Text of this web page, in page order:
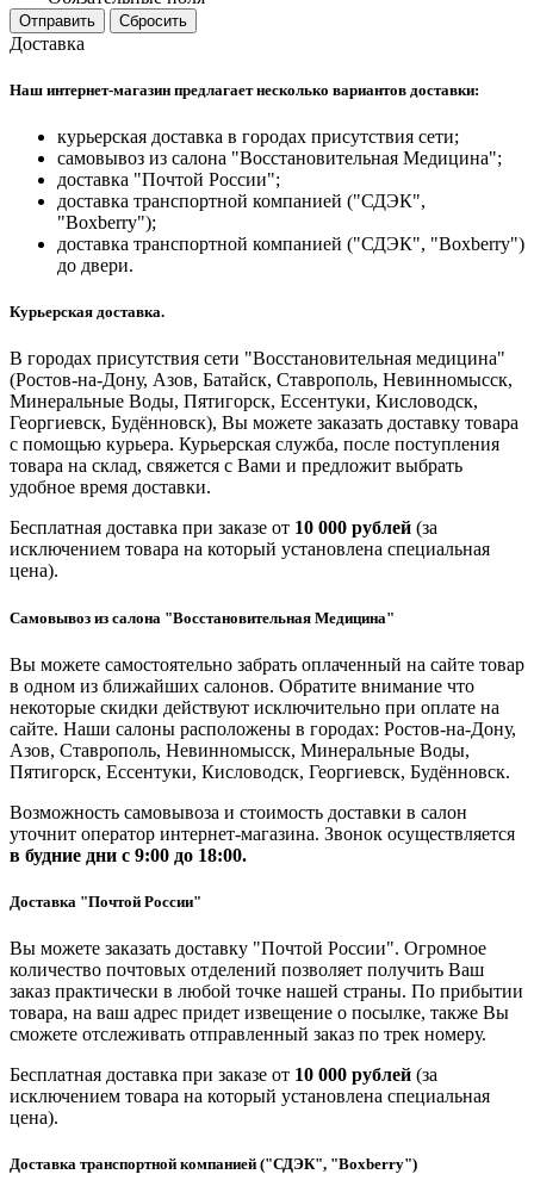
Отправить Сбросить
Доставка
Наш интернет-магазин предлагает несколько вариантов доставки:
курьерская доставка в городах присутствия сети;
самовывоз из салона "Восстановительная Медицина";
доставка "Почтой России";
доставка транспортной компанией ("СДЭК",
"Boxberry");
доставка транспортной компанией ("СДЭК", "Boxberry")
до двери.
Курьерская доставка.
В городах присутствия сети "Восстановительная медицина"
(Ростов-на-Дону, Азов, Батайск, Ставрополь, Невинномысск,
Минеральные Воды, Пятигорск, Ессентуки, Кисловодск,
Георгиевск, Будённовск), Вы можете заказать доставку товара
с помощью курьера. Курьерская служба, после поступления
товара на склад, свяжется с Вами и предложит выбрать
удобное время доставки.
Бесплатная доставка при заказе от 10 000 рублей (за
исключением товара на который установлена специальная
цена).
Самовывоз из салона "Восстановительная Медицина"
Вы можете самостоятельно забрать оплаченный на сайте товар
в одном из ближайших салонов. Обратите внимание что
некоторые скидки действуют исключительно при оплате на
сайте. Наши салоны расположены в городах: Ростов-на-Дону,
Азов, Ставрополь, Невинномысск, Минеральные Воды,
Пятигорск, Ессентуки, Кисловодск, Георгиевск, Будённовск.
Возможность самовывоза и стоимость доставки в салон
уточнит оператор интернет-магазина. Звонок осуществляется
в будние дни с 9:00 до 18:00.
Доставка "Почтой России"
Вы можете заказать доставку "Почтой России". Огромное
количество почтовых отделений позволяет получить Ваш
заказ практически в любой точке нашей страны. По прибытии
товара, на ваш адрес придет извещение о посылке, также Вы
сможете отслеживать отправленный заказ по трек номеру.
Бесплатная доставка при заказе от 10 000 рублей (за
исключением товара на который установлена специальная
цена).
Доставка транспортной компанией ("СДЭК", "Boxberry")